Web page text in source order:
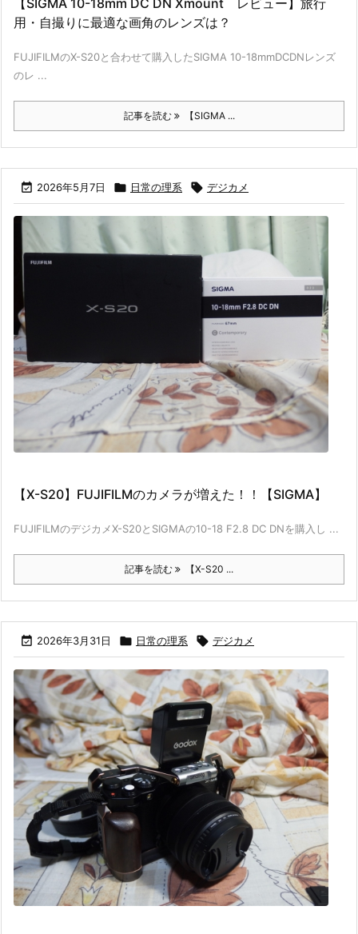
【SIGMA 10-18mm DC DN Xmount レビュー】旅行
用・自撮りに最適な画角のレンズは？
FUJIFILMのX-S20と合わせて購入したSIGMA 10-18mmDCDNレンズ
のレ ...
記事を読む 【SIGMA ...
 2026年5月7日  日常の理系  デジカメ
【X-S20】FUJIFILMのカメラが増えた！！【SIGMA】
FUJIFILMのデジカメX-S20とSIGMAの10-18 F2.8 DC DNを購入し ...
記事を読む 【X-S20 ...
 2026年3月31日  日常の理系  デジカメ